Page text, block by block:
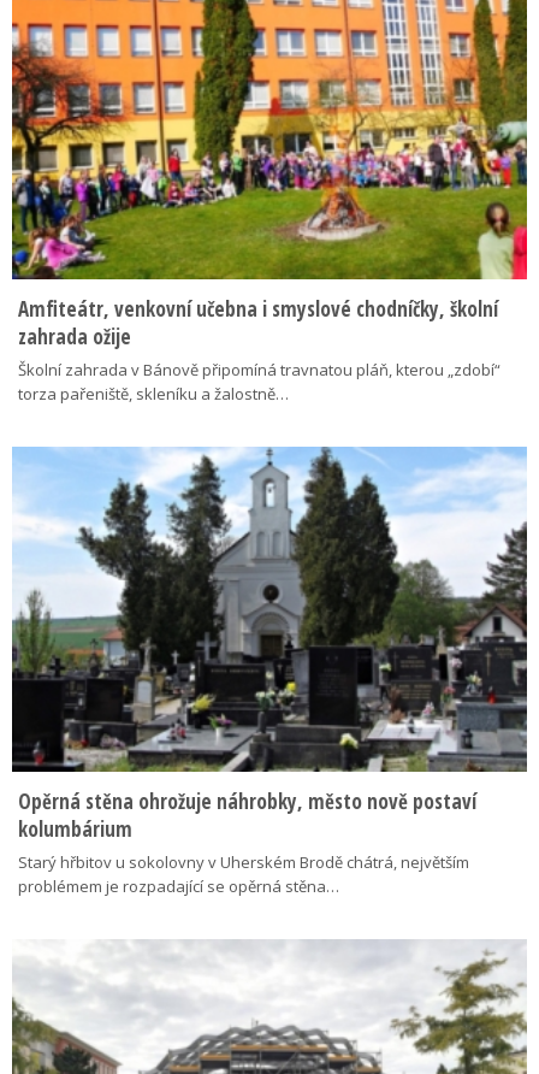
Amfiteátr, venkovní učebna i smyslové chodníčky, školní
zahrada ožije
Školní zahrada v Bánově připomíná travnatou pláň, kterou „zdobí“
torza pařeniště, skleníku a žalostně…
Opěrná stěna ohrožuje náhrobky, město nově postaví
kolumbárium
Starý hřbitov u sokolovny v Uherském Brodě chátrá, největším
problémem je rozpadající se opěrná stěna…